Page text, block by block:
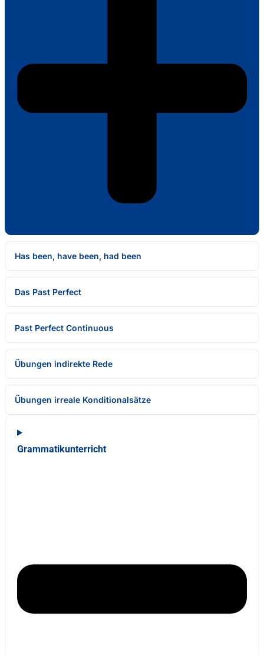
Has been, have been, had been
Das Past Perfect
Past Perfect Continuous
Übungen indirekte Rede
Übungen irreale Konditionalsätze
Grammatikunterricht